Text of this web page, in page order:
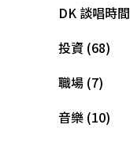
DK 談唱時間
投資 (68)
職場 (7)
音樂 (10)